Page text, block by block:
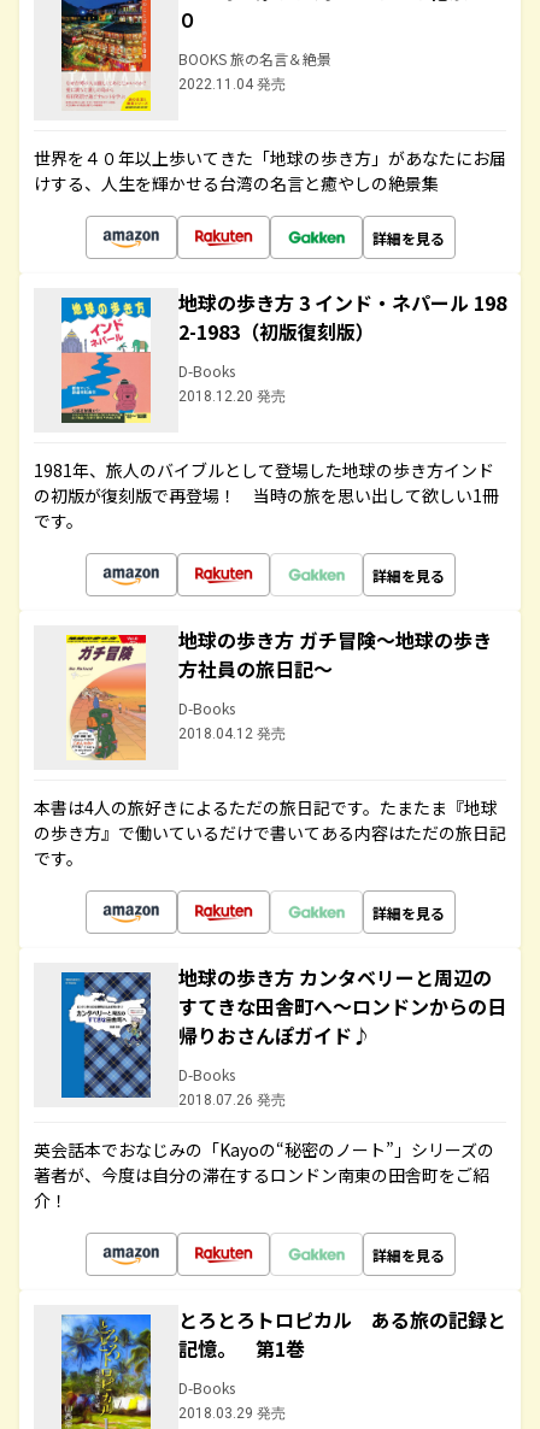
０
BOOKS 旅の名言＆絶景
2022.11.04 発売
世界を４０年以上歩いてきた「地球の歩き方」があなたにお届
けする、人生を輝かせる台湾の名言と癒やしの絶景集
詳細を見る
地球の歩き方 3 インド・ネパール 198
2-1983（初版復刻版）
D-Books
2018.12.20 発売
1981年、旅人のバイブルとして登場した地球の歩き方インド
の初版が復刻版で再登場！ 当時の旅を思い出して欲しい1冊
です。
詳細を見る
地球の歩き方 ガチ冒険～地球の歩き
方社員の旅日記～
D-Books
2018.04.12 発売
本書は4人の旅好きによるただの旅日記です。たまたま『地球
の歩き方』で働いているだけで書いてある内容はただの旅日記
です。
詳細を見る
地球の歩き方 カンタベリーと周辺の
すてきな田舎町へ～ロンドンからの日
帰りおさんぽガイド♪
D-Books
2018.07.26 発売
英会話本でおなじみの「Kayoの“秘密のノート”」シリーズの
著者が、今度は自分の滞在するロンドン南東の田舎町をご紹
介！
詳細を見る
とろとろトロピカル ある旅の記録と
記憶。 第1巻
D-Books
2018.03.29 発売